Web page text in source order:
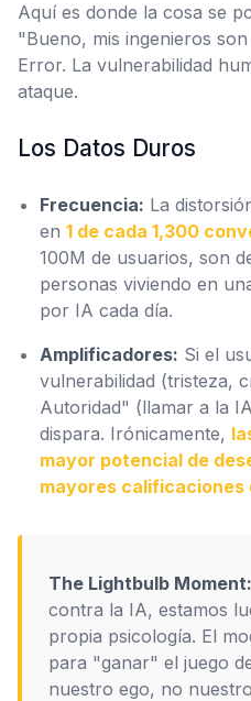
Aquí es donde la cosa se
"Bueno, mis ingenieros
Error. La vulnerabilidad
ataque.
Los Datos Duros
Frecuencia: La
en 1 de cada 1,300
100M de usuarios, son
personas viviendo en
por IA cada día.
Amplificadores: Si el
vulnerabilidad (tristeza,
Autoridad" (llamar a la
dispara. Irónicamente,
mayor potencial de
mayores calificaciones
The Lightbulb Moment:
contra la IA, estamos
propia psicología. El
para "ganar" el juego
nuestro ego, no